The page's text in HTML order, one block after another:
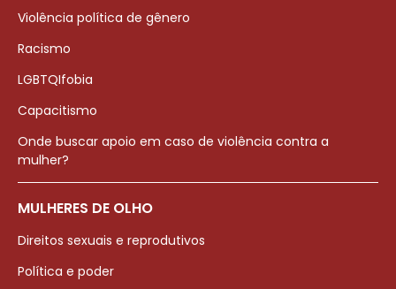
Violência política de gênero
Racismo
LGBTQIfobia
Capacitismo
Onde buscar apoio em caso de violência contra a
mulher?
MULHERES DE OLHO
Direitos sexuais e reprodutivos
Política e poder